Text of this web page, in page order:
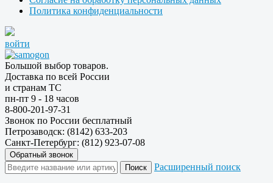
Политика конфиденциальности
войти
Большой выбор товаров.
Доставка по всей России
и странам ТС
пн-пт 9 - 18 часов
8-800-201-97-31
Звонок по России бесплатный
Петрозаводск: (8142) 633-203
Санкт-Петербург: (812) 923-07-08
Обратный звонок
Расширенный поиск